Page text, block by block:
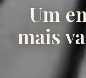
Um
mais